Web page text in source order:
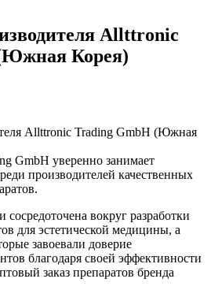
Allttronic
Корея)
Allttronic Trading GmbH (Южная
GmbH уверенно занимает
производителей качественных
вокруг разработки
для эстетической медицины, а
завоевали доверие
благодаря своей эффективности
заказ препаратов бренда